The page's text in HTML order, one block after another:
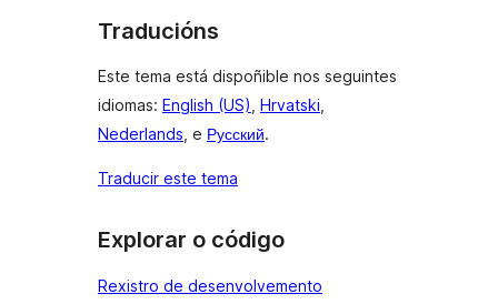
Traducións
Este tema está dispoñible nos seguintes
idiomas: English (US), Hrvatski,
Nederlands, e Русский.
Traducir este tema
Explorar o código
Rexistro de desenvolvemento